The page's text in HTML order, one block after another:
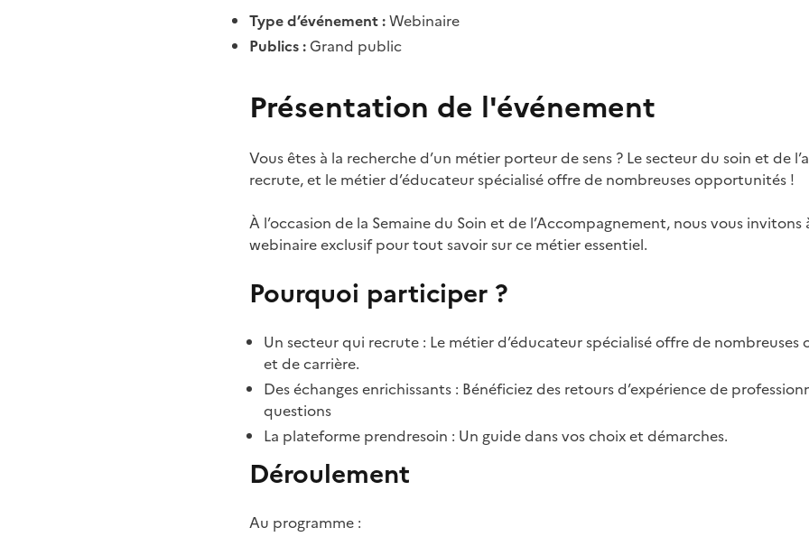
Type d’événement :Webinaire
Publics :Grand public
Présentation de l'événement
Vous êtes à la recherche d’un métier porteur de sens ? Le secteur du soin et de
recrute, et le métier d’éducateur spécialisé offre de nombreuses opportunités !
À l’occasion de la Semaine du Soin et de l’Accompagnement, nous vous
webinaire exclusif pour tout savoir sur ce métier essentiel.
Pourquoi participer ?
Un secteur qui recrute : Le métier d’éducateur spécialisé offre de
et de carrière.
Des échanges enrichissants : Bénéficiez des retours d’expérience de
questions
La plateforme prendresoin : Un guide dans vos choix et démarches.
Déroulement
Au programme :